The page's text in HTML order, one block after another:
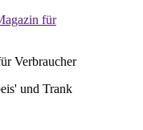
Verbraucher
und Trank